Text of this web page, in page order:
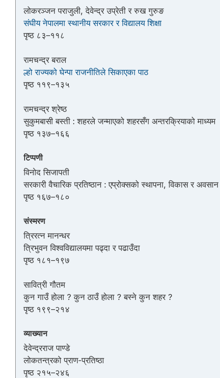
लोकरञ्जन पराजुली, देवेन्द्र उप्रेती र रुख गुरुङ
संघीय नेपालमा स्थानीय सरकार र विद्यालय शिक्षा
पृष्ठ ८३–११८
रामचन्द्र बराल
ल्हो राज्यको घेन्पा राजनीतिले सिकाएका पाठ
पृष्ठ ११९–१३५
रामचन्द्र श्रेष्ठ
सुकुमबासी बस्ती : शहरले जन्माएको शहरसँग अन्तरक्रियाको माध्यम
पृष्ठ १३७–१६६
टिप्पणी
विनोद सिजापती
सरकारी वैचारिक प्रतिष्ठान : एप्रोक्सको स्थापना, विकास र अवसान
पृष्ठ १६७–१८०
संस्मरण
त्रिरत्न मानन्धर
त्रिभुवन विश्वविद्यालयमा पढ्दा र पढाउँदा
पृष्ठ १८१–१९७
सावित्री गौतम
कुन गाउँ होला ? कुन ठाउँ होला ? बस्ने कुन शहर ?
पृष्ठ १९९–२१४
व्याख्यान
देवेन्द्रराज पाण्डे
लोकतन्त्रको प्राण-प्रतिष्ठा
पृष्ठ २१५–२४६